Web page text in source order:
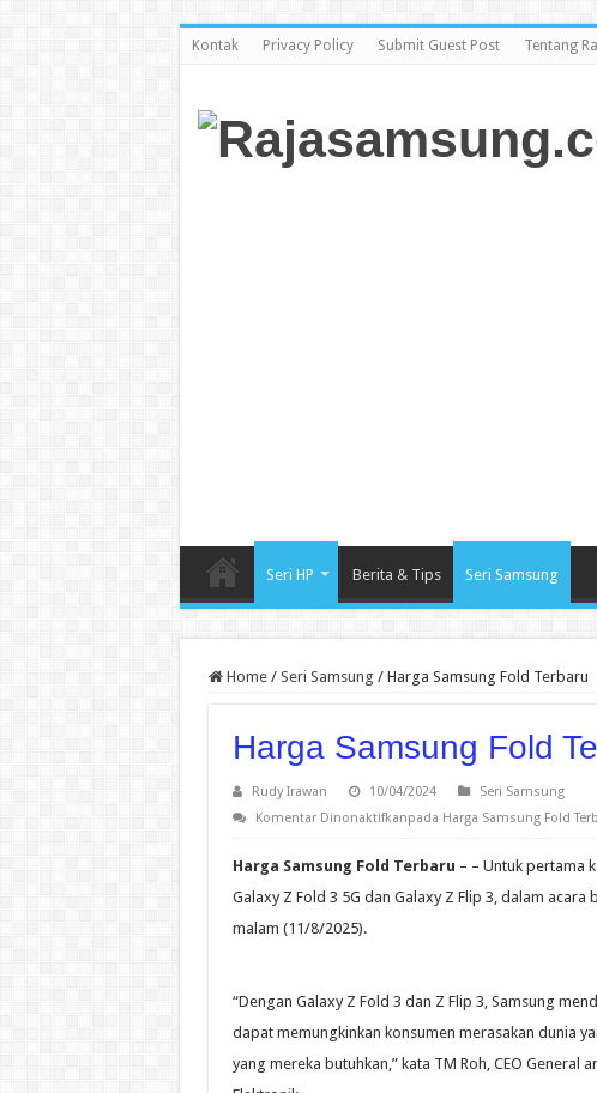
Kontak Privacy Policy Submit Guest Post Tentang
Seri HP Berita & Tips Seri Samsung
Home / Seri Samsung / Harga Samsung Fold Terbaru
Harga Samsung Fold
Rudy Irawan 10/04/2024
Seri Samsung
Komentar Dinonaktifkanpada Harga Samsung Fold
Harga Samsung Fold Terbaru – – Untuk pertama
Galaxy Z Fold 3 5G dan Galaxy Z Flip 3, dalam
malam (11/8/2025).
“Dengan Galaxy Z Fold 3 dan Z Flip 3, Samsung
dapat memungkinkan konsumen merasakan dunia
yang mereka butuhkan,” kata TM Roh, CEO General